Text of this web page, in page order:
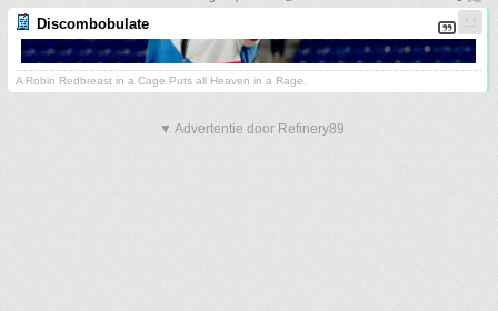
Discombobulate
A Robin Redbreast in a Cage Puts all Heaven in a Rage.
▼ Advertentie door Refinery89